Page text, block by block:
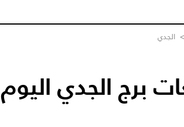
> الجدي
الجدي اليوم 22/09/2023